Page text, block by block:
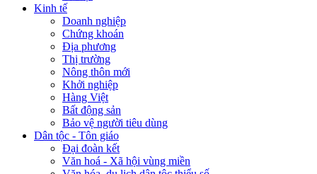
Kinh tế
Doanh nghiệp
Chứng khoán
Địa phương
Thị trường
Nông thôn mới
Khởi nghiệp
Hàng Việt
Bất động sản
Bảo vệ người tiêu dùng
Dân tộc - Tôn giáo
Đại đoàn kết
Văn hoá - Xã hội vùng miền